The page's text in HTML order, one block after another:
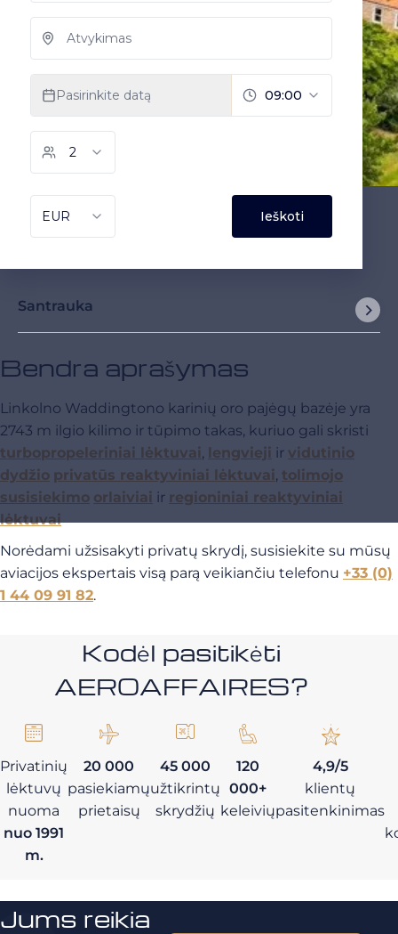
Santrauka
Bendra aprašymas
Linkolno Waddingtono karinių oro pajėgų bazėje yra
2743 m ilgio kilimo ir tūpimo takas, kuriuo gali skristi
turbopropeleriniai lėktuvai, lengvieji ir vidutinio
dydžio privatūs reaktyviniai lėktuvai, tolimojo
susisiekimo orlaiviai ir regioniniai reaktyviniai
lėktuvai
Norėdami užsisakyti privatų skrydį, susisiekite su mūsų
aviacijos ekspertais visą parą veikiančiu telefonu +33 (0)
1 44 09 91 82.
Kodėl pasitikėti
AEROAFFAIRES?
Privatinių
lėktuvų
nuoma
nuo 1991
m.
20 000
pasiekiamų
prietaisų
45 000
užtikrintų
skrydžių
120
000+
keleivių
4,9/5
klientų
pasitenkinimas
Jums reikia